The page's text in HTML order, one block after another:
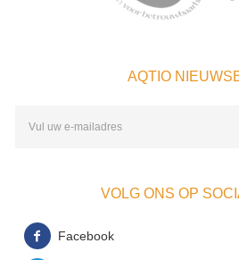
AQTIO
VOLG ONS OP
Facebook